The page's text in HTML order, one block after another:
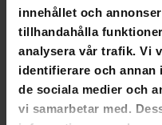
innehållet och
tillhandahålla
analysera vår trafik. Vi
identifierare och
de sociala medier och
vi samarbetar med.
Produktinfo:
Storlekar: XS-XL
Set med två trikåer
Innehåller blå och
Unisex storlekar
Material: 90%